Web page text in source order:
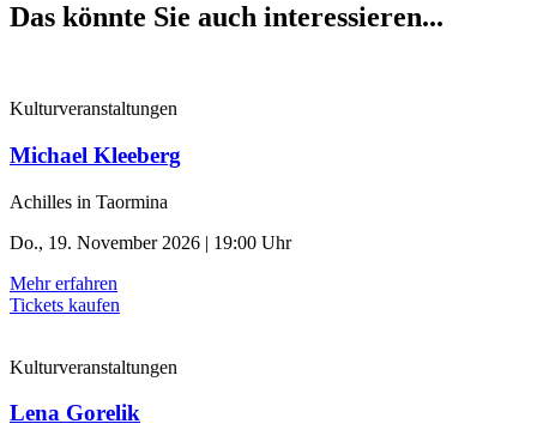
Das könnte Sie auch interessieren...
Kulturveranstaltungen
Michael Kleeberg
Achilles in Taormina
Do., 19. November 2026 | 19:00 Uhr
Mehr erfahren
Tickets kaufen
Kulturveranstaltungen
Lena Gorelik